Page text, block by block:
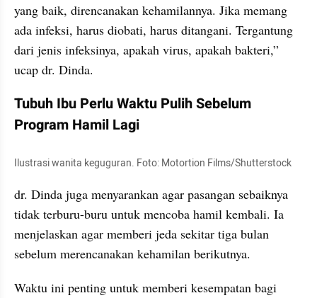
yang baik, direncanakan kehamilannya. Jika memang
ada infeksi, harus diobati, harus ditangani. Tergantung
dari jenis infeksinya, apakah virus, apakah bakteri,”
ucap dr. Dinda.
Tubuh Ibu Perlu Waktu Pulih Sebelum
Program Hamil Lagi
Ilustrasi wanita keguguran. Foto: Motortion Films/Shutterstock
dr. Dinda juga menyarankan agar pasangan sebaiknya
tidak terburu-buru untuk mencoba hamil kembali. Ia
menjelaskan agar memberi jeda sekitar tiga bulan
sebelum merencanakan kehamilan berikutnya.
Waktu ini penting untuk memberi kesempatan bagi